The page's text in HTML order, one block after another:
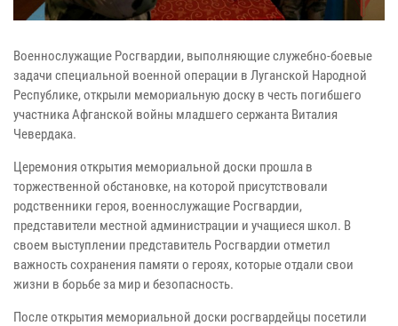
Военнослужащие Росгвардии, выполняющие служебно-боевые
задачи специальной военной операции в Луганской Народной
Республике, открыли мемориальную доску в честь погибшего
участника Афганской войны младшего сержанта Виталия
Чевердака.
Церемония открытия мемориальной доски прошла в
торжественной обстановке, на которой присутствовали
родственники героя, военнослужащие Росгвардии,
представители местной администрации и учащиеся школ. В
своем выступлении представитель Росгвардии отметил
важность сохранения памяти о героях, которые отдали свои
жизни в борьбе за мир и безопасность.
После открытия мемориальной доски росгвардейцы посетили